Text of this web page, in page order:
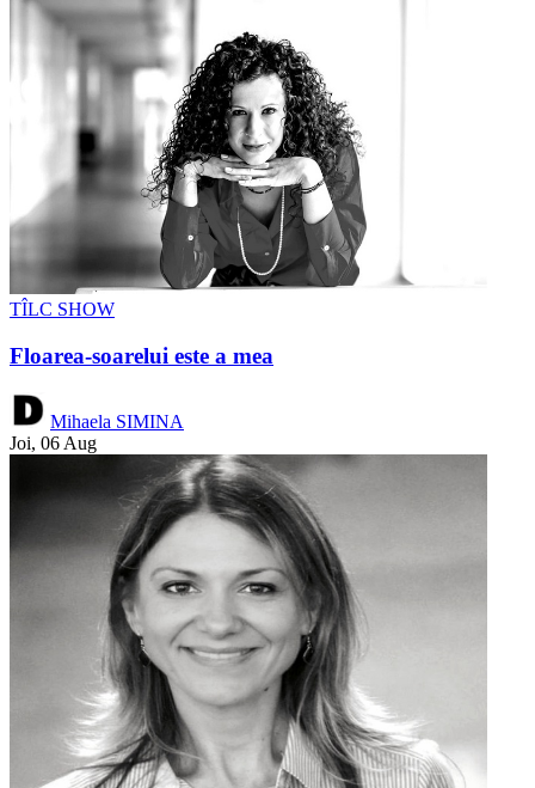
TÎLC SHOW
Floarea-soarelui este a mea
Mihaela SIMINA
Joi, 06 Aug